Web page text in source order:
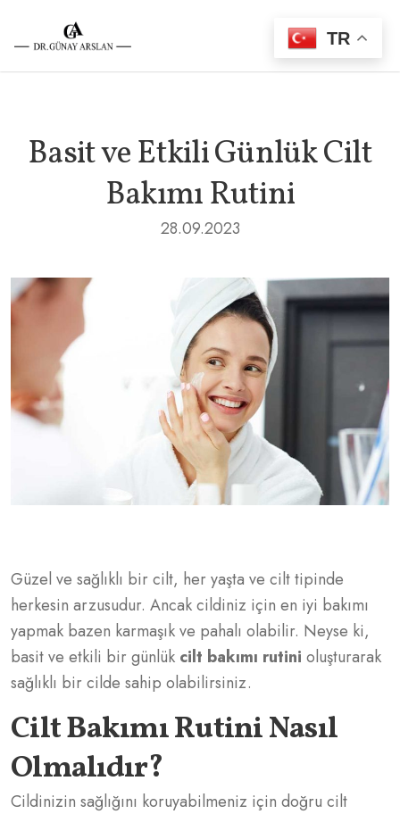
Basit ve Etkili Günlük Cilt
Bakımı Rutini
28.09.2023
Güzel ve sağlıklı bir cilt, her yaşta ve cilt tipinde
herkesin arzusudur. Ancak cildiniz için en iyi bakımı
yapmak bazen karmaşık ve pahalı olabilir. Neyse ki,
basit ve etkili bir günlük cilt bakımı rutini oluşturarak
sağlıklı bir cilde sahip olabilirsiniz.
Cilt Bakımı Rutini Nasıl
Olmalıdır?
Cildinizin sağlığını koruyabilmeniz için doğru cilt
TR